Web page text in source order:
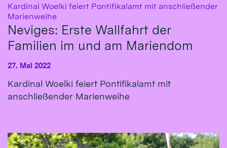
Kardinal Woelki feiert Pontifikalamt mit anschließender
Marienweihe
Neviges: Erste Wallfahrt der
Familien im und am Mariendom
27. Mai 2022
Kardinal Woelki feiert Pontifikalamt mit
anschließender Marienweihe